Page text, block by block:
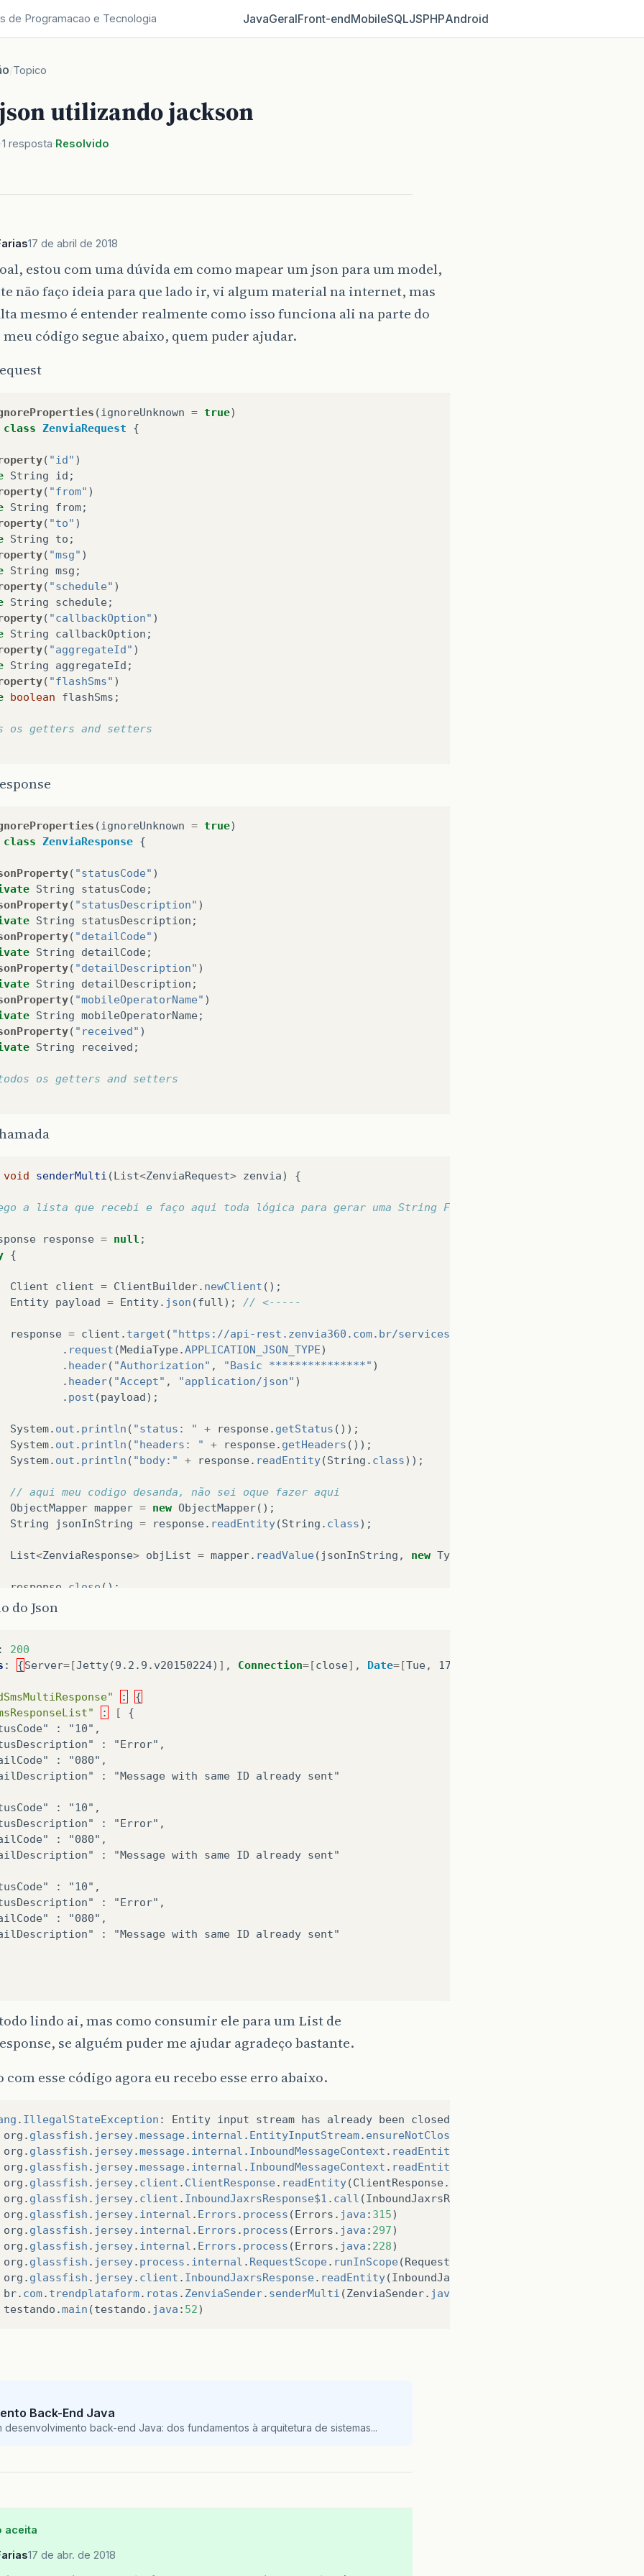
de Programacao e Tecnologia JavaGeralFront‑endMobileSQLJSPHPAndroid
/Topico
utilizando jackson
1 resposta Resolvido
17 de abril de 2018
estou com uma dúvida em como mapear um json para um model,
não faço ideia para que lado ir, vi algum material na internet, mas
mesmo é entender realmente como isso funciona ali na parte do
código segue abaixo, quem puder ajudar.
(ignoreUnknown = true)
class ZenviaRequest {
( "id" )
String id ;
( "from" )
String from;
( "to" )
String to ;
( "msg" )
String msg ;
( "schedule" )
String schedule;
( "callbackOption" )
String callbackOption ;
( "aggregateId" )
String aggregateId ;
( "flashSms" )
boolean flashSms ;
os getters and setters
(ignoreUnknown = true)
class ZenviaResponse {
( "statusCode" )
String statusCode;
( "statusDescription" )
String statusDescription ;
( "detailCode" )
String detailCode;
( "detailDescription" )
String detailDescription ;
( "mobileOperatorName" )
String mobileOperatorName;
( "received" )
String received ;
os getters and setters
void senderMulti (List<ZenviaRequest> zenvia) {
a lista que recebi e faço aqui toda lógica para gerar uma String Full
response = null ;
{
Client client = ClientBuilder. newClient ();
Entity payload = Entity. json (full ); // <-----
response = client . target ( "https://api-rest.zenvia360.com.br/services/send-sms-multiple"
. request (MediaType.APPLICATION_JSON_TYPE)
. header( "Authorization" , "Basic ***************" )
. header( "Accept" , "application/json" )
. post (payload);
System. out . println ( "status: " + response. getStatus ());
System. out . println ( "headers: " + response. getHeaders ());
System. out . println ( "body:" + response. readEntity(String . class));
// aqui meu codigo desanda, não sei oque fazer aqui
ObjectMapper mapper = new ObjectMapper();
String
jsonInString = response. readEntity(String . class);
List<ZenviaResponse> objList = mapper. readValue( jsonInString , new TypeReference
response close ();
catch
printStackTrace
do Json
:
200
: {Server=[Jetty(9.2.9.v20150224) ] , Connection=[close] , Date=[Tue, 17 Apr 2018 00:01:51 GMT
:
{
: [
{
: "10",
: "Error",
: "080",
: "Message with same ID already sent"
: "10",
: "Error",
: "080",
: "Message with same ID already sent"
: "10",
: "Error",
: "080",
: "Message with same ID already sent"
lindo ai, mas como consumir ele para um List de
se alguém puder me ajudar agradeço bastante.
com esse código agora eu recebo esse erro abaixo.
. IllegalStateException : Entity input stream has already been closed
org . glassfish . jersey.message. internal . EntityInputStream. ensureNotClosed
org . glassfish . jersey.message. internal . InboundMessageContext . readEntity
org . glassfish . jersey.message. internal . InboundMessageContext . readEntity
org . glassfish . jersey. client . ClientResponse. readEntity(ClientResponse.
org . glassfish . jersey. client . InboundJaxrsResponse$1 . call (InboundJaxrsResponse
org . glassfish . jersey. internal . Errors . process (Errors . java : 315)
org . glassfish . jersey. internal . Errors . process (Errors . java : 297)
org . glassfish . jersey. internal . Errors . process (Errors . java : 228)
org . glassfish . jersey. process . internal . RequestScope. runInScope(RequestScope
org . glassfish . jersey. client . InboundJaxrsResponse. readEntity(InboundJaxrsResponse
br. com. trendplataform. rotas . ZenviaSender. senderMulti (ZenviaSender. java
testando .main (testando . java : 52)
Back-End Java
desenvolvimento back-end Java: dos fundamentos à arquitetura de sistemas...
aceita
17 de abr. de 2018